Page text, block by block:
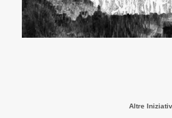
Altre